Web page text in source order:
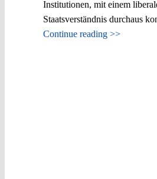
Institutionen, mit einem
Staatsverständnis durchaus
Continue reading >>